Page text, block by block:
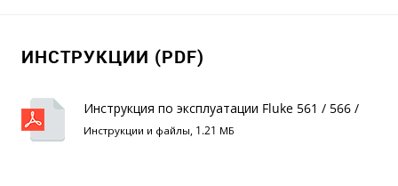
ИНСТРУКЦИИ (PDF)
Инструкция по эксплуатации Fluke 561 / 566 /
568
Инструкции и файлы, 1.21 МБ